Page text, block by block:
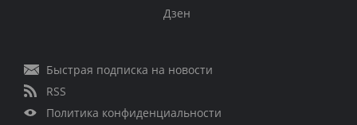
Дзен
Быстрая подписка на новости
RSS
Политика конфиденциальности